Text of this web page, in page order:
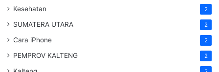
Kesehatan 2
SUMATERA UTARA 2
Cara iPhone 2
PEMPROV KALTENG 2